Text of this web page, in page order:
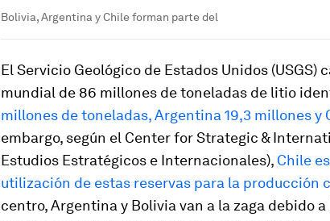
Bolivia, Argentina y Chile forman parte del
El Servicio Geológico de Estados Unidos (USGS)
mundial de 86 millones de toneladas de litio
millones de toneladas, Argentina 19,3 millones y
embargo, según el Center for Strategic &
Estudios Estratégicos e Internacionales), Chile
utilización de estas reservas para la producción
centro, Argentina y Bolivia van a la zaga debido